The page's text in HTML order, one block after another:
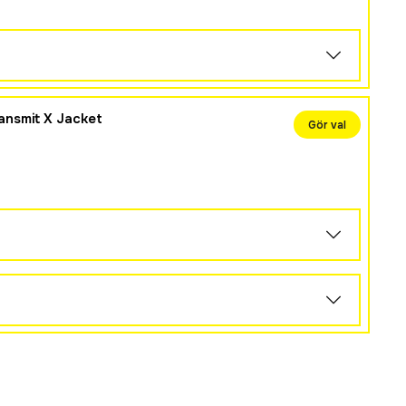
X Jacket Gör val